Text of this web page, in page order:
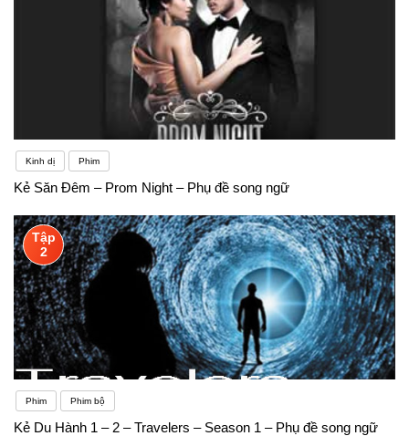
Kinh dị Phim
Kẻ Săn Đêm – Prom Night – Phụ đề song ngữ
Tập
2
Phim Phim bộ
Kẻ Du Hành 1 – 2 – Travelers – Season 1 – Phụ đề song ngữ